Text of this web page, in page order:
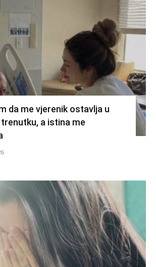
da me vjerenik ostavlja u
a istina me